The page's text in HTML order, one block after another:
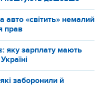
авто «світить» немалий
прав
яку зарплату мають
заборонили й